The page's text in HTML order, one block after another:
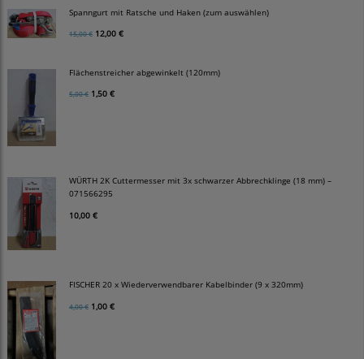
Spanngurt mit Ratsche und Haken (zum auswählen)
15,00 € 12,00 €
Flächenstreicher abgewinkelt (120mm)
5,00 € 1,50 €
WÜRTH 2K Cuttermesser mit 3x schwarzer Abbrechklinge (18 mm) –
071566295
10,00 €
FISCHER 20 x Wiederverwendbarer Kabelbinder (9 x 320mm)
4,00 € 1,00 €